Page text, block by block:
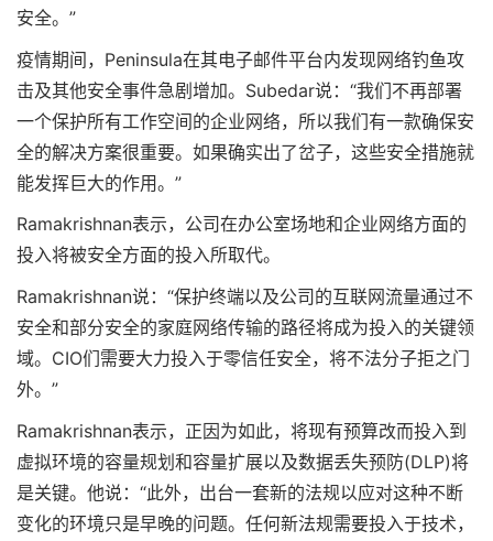
安全。”
疫情期间，Peninsula在其电子邮件平台内发现网络钓鱼攻
击及其他安全事件急剧增加。Subedar说：“我们不再部署
一个保护所有工作空间的企业网络，所以我们有一款确保安
全的解决方案很重要。如果确实出了岔子，这些安全措施就
能发挥巨大的作用。”
Ramakrishnan表示，公司在办公室场地和企业网络方面的
投入将被安全方面的投入所取代。
Ramakrishnan说：“保护终端以及公司的互联网流量通过不
安全和部分安全的家庭网络传输的路径将成为投入的关键领
域。CIO们需要大力投入于零信任安全，将不法分子拒之门
外。”
Ramakrishnan表示，正因为如此，将现有预算改而投入到
虚拟环境的容量规划和容量扩展以及数据丢失预防(DLP)将
是关键。他说：“此外，出台一套新的法规以应对这种不断
变化的环境只是早晚的问题。任何新法规需要投入于技术，